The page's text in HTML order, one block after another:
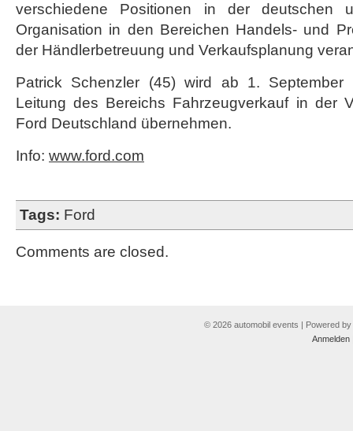
verschiedene Positionen in der deutschen
Organisation in den Bereichen Handels- und
der Händlerbetreuung und Verkaufsplanung
Patrick Schenzler (45) wird ab 1.
Leitung des Bereichs Fahrzeugverkauf in der
Ford Deutschland übernehmen.
Info: www.ford.com
Tags: Ford
Comments are closed.
© 2026 automobil events | Powered by
Anmelden|